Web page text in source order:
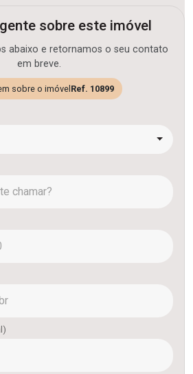
sobre este imóvel
abaixo e retornamos o seu contato
em breve.
sobre o imóvel Ref. 10899